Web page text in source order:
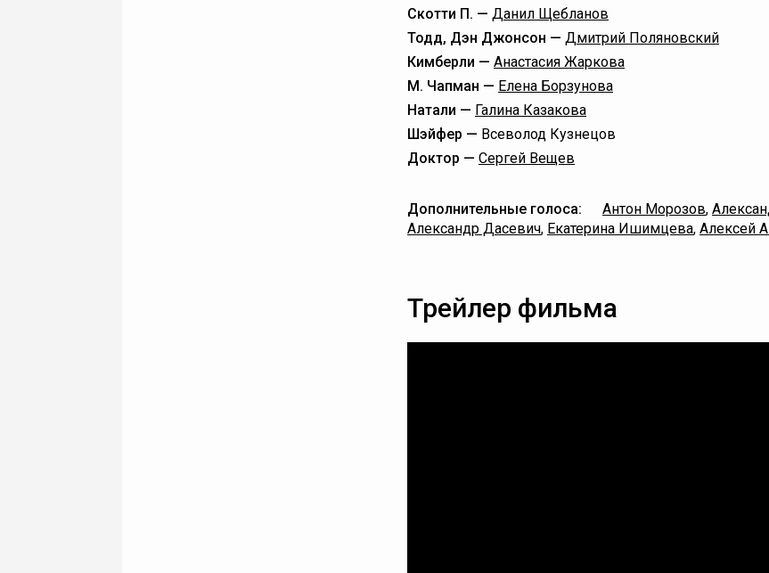
Скотти П. — Данил Щебланов
Тодд, Дэн Джонсон — Дмитрий Поляновский
Кимберли — Анастасия Жаркова
М. Чапман — Елена Борзунова
Натали — Галина Казакова
Шэйфер — Всеволод Кузнецов
Доктор — Сергей Вещев
Дополнительные голоса: Антон Морозов,
Александр Дасевич, Екатерина Ишимцева, Алексей
Трейлер фильма